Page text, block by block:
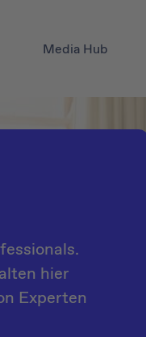
Media Hub
hier
Experten